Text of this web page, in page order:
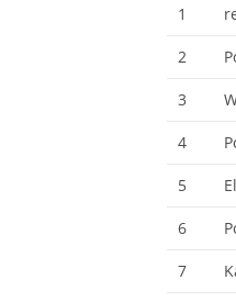
1
2
3
4
5
6
7